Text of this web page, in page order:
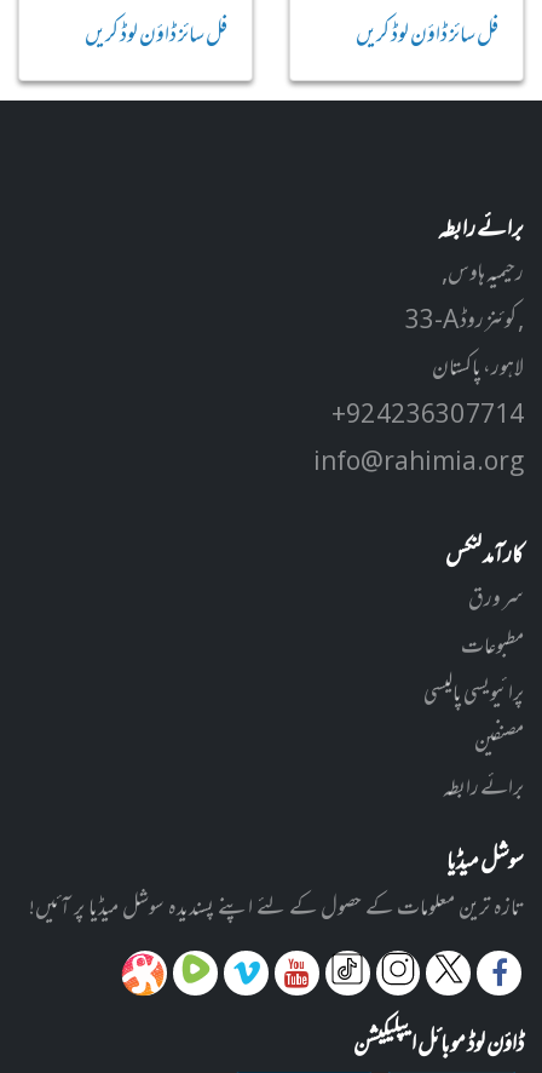
فل سائز ڈاؤن لوڈ کریں
فل سائز ڈاؤن لوڈ کریں
برائے رابطہ
رحیمیہ ہاوس,
33-A کوئنز روڈ ,
لاہور، پاکستان
+92 42 3630 7714
info@rahimia.org
کارآمد لنکس
سر ورق
مطبوعات
پرائیویسی پالیسی
مصنفین
برائے رابطہ
سوشل میڈیا
تازہ ترین معلومات کے حصول کے لئے اپنے پسندیدہ سوشل میڈیا پر آئیں!
ڈاؤن لوڈ موبائل ایپلیکیشن